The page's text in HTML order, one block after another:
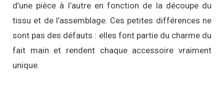
d’une pièce à l’autre en fonction de la découpe du
tissu et de l’assemblage. Ces petites différences ne
sont pas des défauts : elles font partie du charme du
fait main et rendent chaque accessoire vraiment
unique.